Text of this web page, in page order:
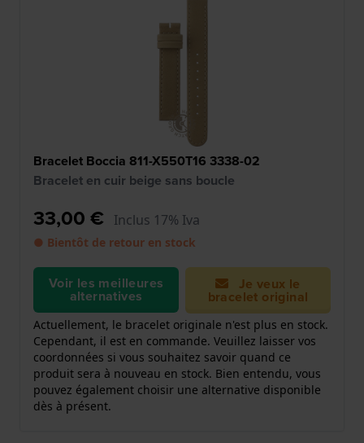
Bracelet Boccia 811-X550T16 3338-02
Bracelet en cuir beige sans boucle
33,00 € Inclus 17% Iva
● Bientôt de retour en stock
Voir les meilleures
alternatives
Je veux le
bracelet original
Actuellement, le bracelet originale n'est plus en stock.
Cependant, il est en commande. Veuillez laisser vos
coordonnées si vous souhaitez savoir quand ce
produit sera à nouveau en stock. Bien entendu, vous
pouvez également choisir une alternative disponible
dès à présent.